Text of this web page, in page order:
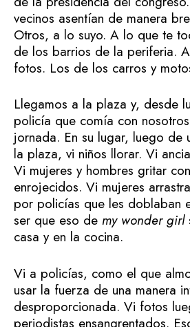
vecinos asentían de manera
Otros, a lo suyo. A lo que te
de los barrios de la periferia.
fotos. Los de los carros y
Llegamos a la plaza y, desde
policía que comía con
jornada. En su lugar, luego de
la plaza, vi niños llorar. Vi
Vi mujeres y hombres gritar
enrojecidos. Vi mujeres
por policías que les doblaban
ser que eso de my wonder girl
casa y en la cocina.
Vi a policías, como el que
usar la fuerza de una manera
desproporcionada. Vi fotos
periodistas ensangrentados.